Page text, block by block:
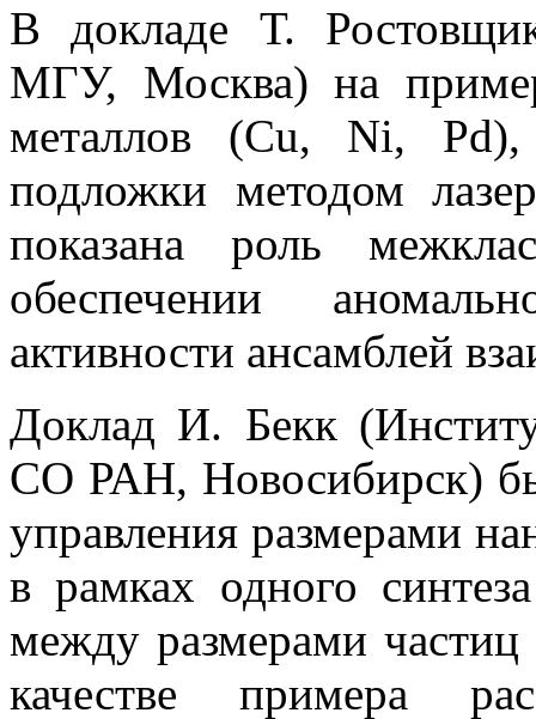
В докладе Т.
МГУ, Москва) на
металлов (Cu, Ni,
подложки методом
показана роль
обеспечении
активности ансамблей
Доклад И. Бекк
СО РАН, Новосибирск)
управления размерами
в рамках одного
между размерами частиц
качестве примера